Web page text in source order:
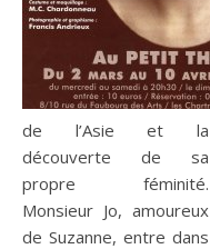
de l’Asie et la
découverte de sa
propre féminité.
Monsieur Jo, amoureux
de Suzanne, entre dans